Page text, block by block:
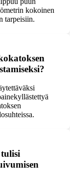
kokoinen
tarpeisiin.